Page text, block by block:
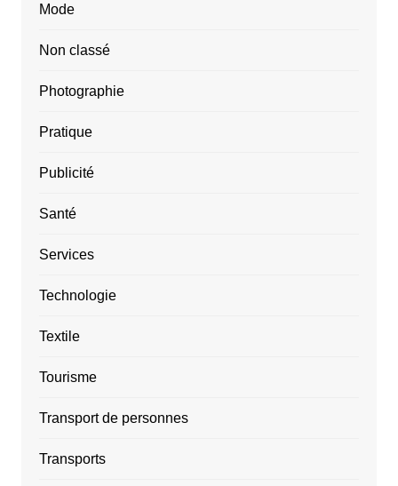
Mode
Non classé
Photographie
Pratique
Publicité
Santé
Services
Technologie
Textile
Tourisme
Transport de personnes
Transports